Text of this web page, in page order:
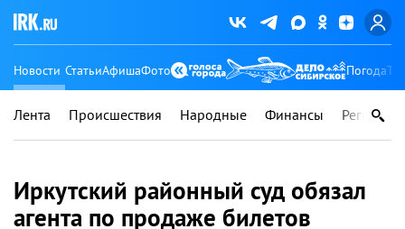
Новости СтатьиАфишаФото Погода
Лента Происшествия Народные Финансы Регионы
Иркутский районный суд обязал
агента по продаже билетов